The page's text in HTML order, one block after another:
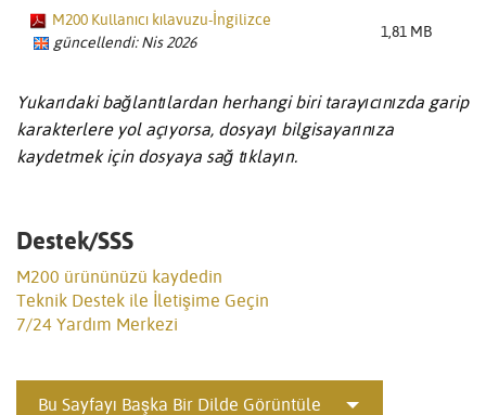
M200 Kullanıcı kılavuzu-İngilizce
güncellendi: Nis 2026
1,81 MB
Yukarıdaki bağlantılardan herhangi biri tarayıcınızda garip
karakterlere yol açıyorsa, dosyayı bilgisayarınıza
kaydetmek için dosyaya sağ tıklayın.
Destek/SSS
M200 ürününüzü kaydedin
Teknik Destek ile İletişime Geçin
7/24 Yardım Merkezi
Bu Sayfayı Başka Bir Dilde Görüntüle